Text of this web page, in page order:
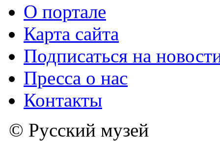
О портале
Карта сайта
Подписаться на
Пресса о нас
Контакты
© Русский музей